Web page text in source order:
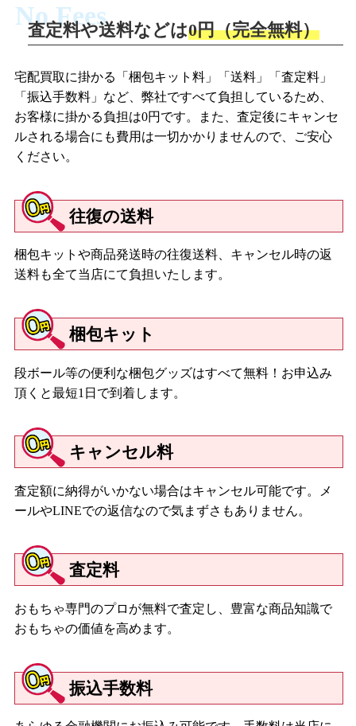
No Fees
査定料や送料などは0円（完全無料）
宅配買取に掛かる「梱包キット料」「送料」「査定料」
「振込手数料」など、弊社ですべて負担しているため、
お客様に掛かる負担は0円です。また、査定後にキャンセ
ルされる場合にも費用は一切かかりませんので、ご安心
ください。
往復の送料
梱包キットや商品発送時の往復送料、キャンセル時の返
送料も全て当店にて負担いたします。
梱包キット
段ボール等の便利な梱包グッズはすべて無料！お申込み
頂くと最短1日で到着します。
キャンセル料
査定額に納得がいかない場合はキャンセル可能です。メ
ールやLINEでの返信なので気まずさもありません。
査定料
おもちゃ専門のプロが無料で査定し、豊富な商品知識で
おもちゃの価値を高めます。
振込手数料